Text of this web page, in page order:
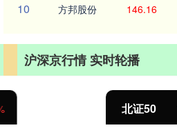
10 方邦股份 146.16
沪深京行情 实时轮播
1134.24